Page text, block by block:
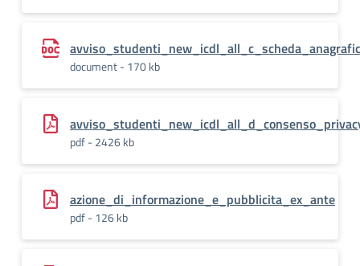
document - 170 kb
pdf - 2426 kb
azione_di_informazione_e_pubblicita_ex_ante
pdf - 126 kb